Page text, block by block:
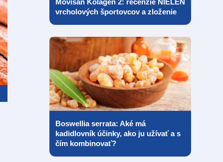
Movisan Kolagen 2: recenzie NIELEN
vrcholových športovcov a zloženie
Boswellia serrata: Aké má
kadidlovník účinky, ako ju užívať a s
čím kombinovať?